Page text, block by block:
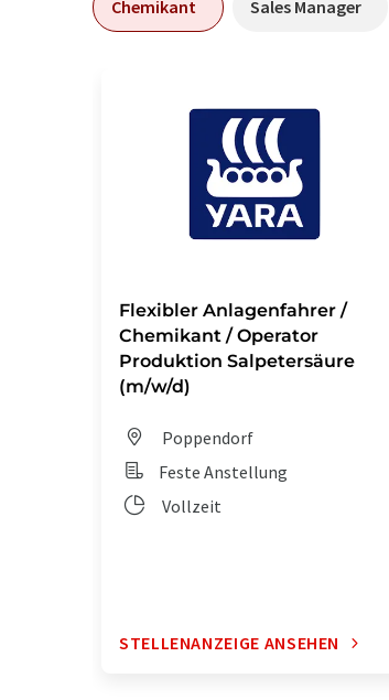
Chemikant Sales Manager
Flexibler Anlagenfahrer /
Chemikant / Operator
Produktion Salpetersäure
(m/w/d)
Poppendorf
Feste Anstellung
Vollzeit
STELLENANZEIGE ANSEHEN